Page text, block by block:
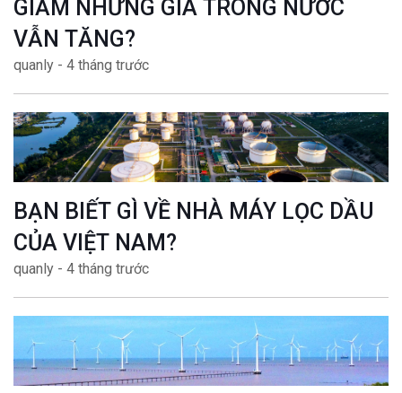
GIẢM NHƯNG GIÁ TRONG NƯỚC
VẪN TĂNG?
quanly - 4 tháng trước
BẠN BIẾT GÌ VỀ NHÀ MÁY LỌC DẦU
CỦA VIỆT NAM?
quanly - 4 tháng trước